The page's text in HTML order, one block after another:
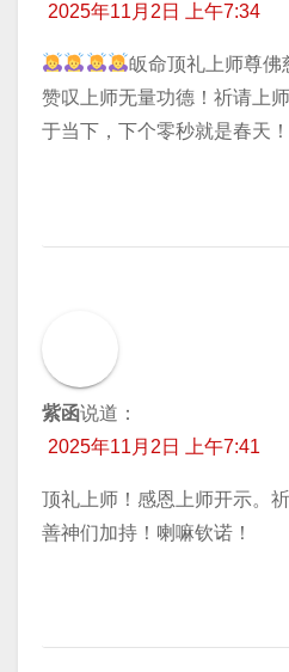
2025年11月2日 上午7:34
皈命顶礼上师尊佛
赞叹上师无量功德！祈请上
于当下，下个零秒就是春天
紫函说道：
2025年11月2日 上午7:41
顶礼上师！感恩上师开示。
善神们加持！喇嘛钦诺！